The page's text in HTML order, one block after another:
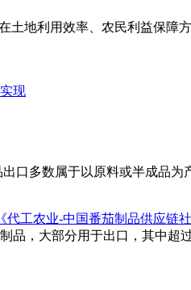
土地利用效率、农民利益保障
现
口多数属于以原料或半成品为
《代工农业-中国番茄制品供应链
品，大部分用于出口，其中超